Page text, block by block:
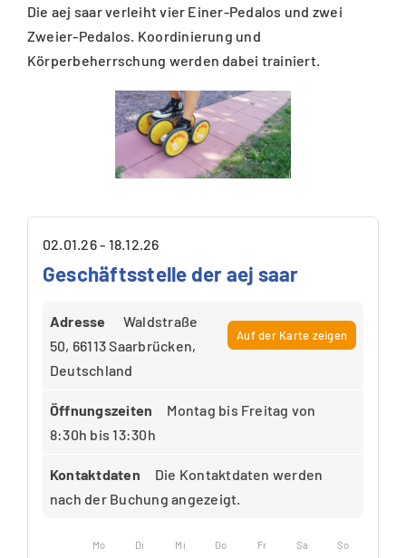
Die aej saar verleiht vier Einer-Pedalos und zwei
Zweier-Pedalos. Koordinierung und
Körperbeherrschung werden dabei trainiert.
02.01.26 - 18.12.26
Geschäftsstelle der aej saar
Auf der Karte zeigen
Adresse
Waldstraße
50, 66113 Saarbrücken,
Deutschland
Öffnungszeiten
Montag bis Freitag von
8:30h bis 13:30h
Kontaktdaten
Die Kontaktdaten werden
nach der Buchung angezeigt.
Mo Di Mi Do Fr Sa So